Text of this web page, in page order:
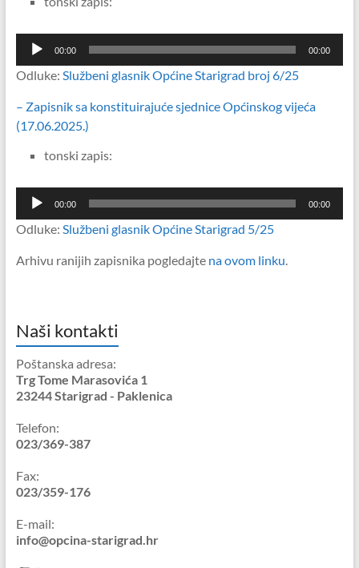
Reproduktor
audiozapisa
00:00 00:00
Odluke: Službeni glasnik Općine Starigrad broj 6/25
– Zapisnik sa konstituirajuće sjednice Općinskog vijeća
(17.06.2025.)
tonski zapis:
Reproduktor
audiozapisa
00:00 00:00
Odluke: Službeni glasnik Općine Starigrad 5/25
Arhivu ranijih zapisnika pogledajte na ovom linku.
Naši kontakti
Poštanska adresa:
Trg Tome Marasovića 1
23244 Starigrad - Paklenica
Telefon:
023/369-387
Fax:
023/359-176
E-mail:
info@opcina-starigrad.hr